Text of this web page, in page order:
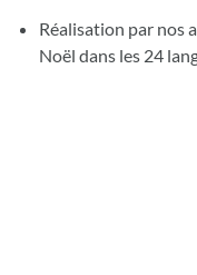
Réalisation par nos
Noël dans les 24